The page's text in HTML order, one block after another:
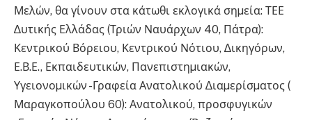
Μελών, θα γίνουν στα κάτωθι εκλογικά σηµεία: ΤΕΕ
∆υτικής Ελλάδας (Τριών Ναυάρχων 40, Πάτρα):
Κεντρικού Βόρειου, Κεντρικού Νότιου, ∆ικηγόρων,
Ε.Β.Ε., Εκπαιδευτικών, Πανεπιστηµιακών,
Υγειονοµικών -Γραφεία Ανατολικού ∆ιαµερίσµατος (
Μαραγκοπούλου 60): Ανατολικού, προσφυγικών